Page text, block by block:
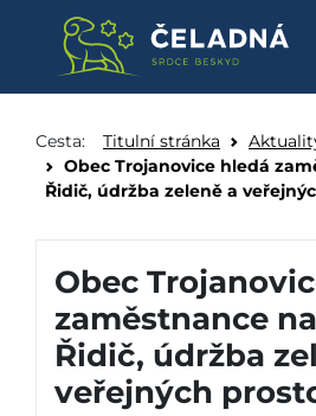
Cesta: Titulní stránka
Obec Trojanovice hledá
Řidič, údržba zeleně a
Obec
zaměstnance
Řidič, údržba
veřejných